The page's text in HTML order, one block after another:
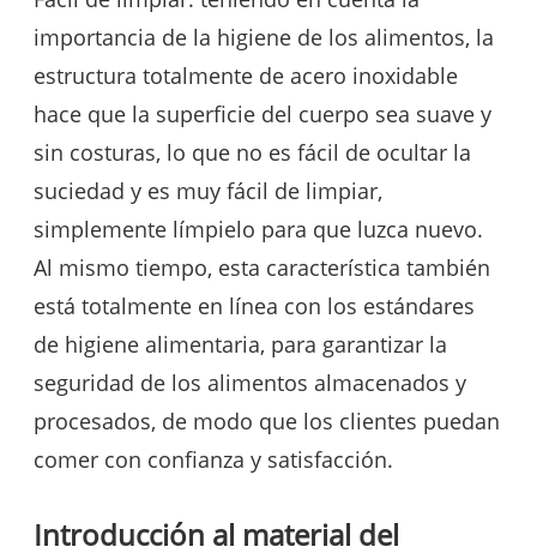
importancia de la higiene de los alimentos, la
estructura totalmente de acero inoxidable
hace que la superficie del cuerpo sea suave y
sin costuras, lo que no es fácil de ocultar la
suciedad y es muy fácil de limpiar,
simplemente límpielo para que luzca nuevo.
Al mismo tiempo, esta característica también
está totalmente en línea con los estándares
de higiene alimentaria, para garantizar la
seguridad de los alimentos almacenados y
procesados, de modo que los clientes puedan
comer con confianza y satisfacción.
Introducción al material del